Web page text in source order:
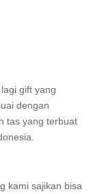
gift yang
dengan
tas yang terbuat
kami sajikan bisa